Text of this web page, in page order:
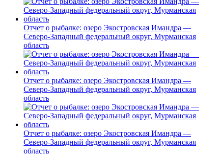
Отчет о рыбалке: озеро Экостровская Имандра —
Северо-Западный федеральный округ, Мурманская
область
Отчет о рыбалке: озеро Экостровская Имандра —
Северо-Западный федеральный округ, Мурманская
область
Отчет о рыбалке: озеро Экостровская Имандра —
Северо-Западный федеральный округ, Мурманская
область